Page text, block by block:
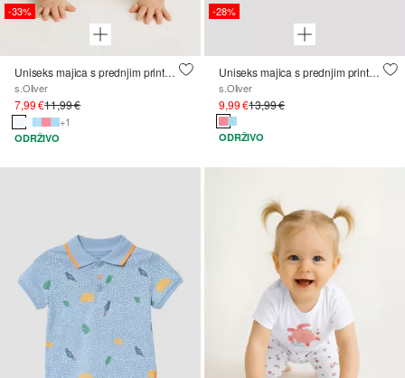
-33%
Uniseks majica s prednjim printom
s.Oliver
7,99 €11,99 €
+1
ODRŽIVO
-28%
Uniseks majica s prednjim printom
s.Oliver
9,99 €13,99 €
ODRŽIVO